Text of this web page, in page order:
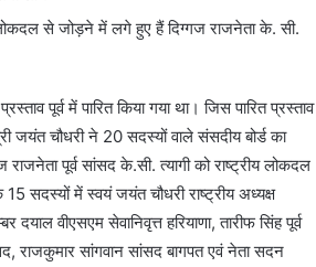
से जोड़ने में लगे हुए हैं दिग्गज राजनेता के. सी.
पूर्व में पारित किया गया था। जिस पारित प्रस्ताव
चौधरी ने 20 सदस्यों वाले संसदीय बोर्ड का
पूर्व सांसद के.सी. त्यागी को राष्ट्रीय लोकदल
सदस्यों में स्वयं जयंत चौधरी राष्ट्रीय अध्यक्ष
वीएसएम सेवानिवृत्त हरियाणा, तारीफ सिंह पूर्व
राजकुमार सांगवान सांसद बागपत एवं नेता सदन